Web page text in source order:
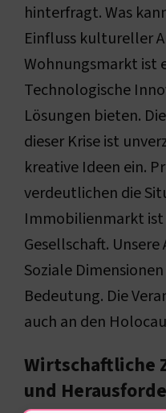
hinterfragt. Was
Einfluss kultureller
Wohnungsmarkt ist
Technologische
Lösungen bieten.
dieser Krise ist
kreative Ideen ein.
verdeutlichen die
Immobilienmarkt ist
Gesellschaft.
Soziale
Bedeutung. Die
auch an den
Wirtschaftliche
und